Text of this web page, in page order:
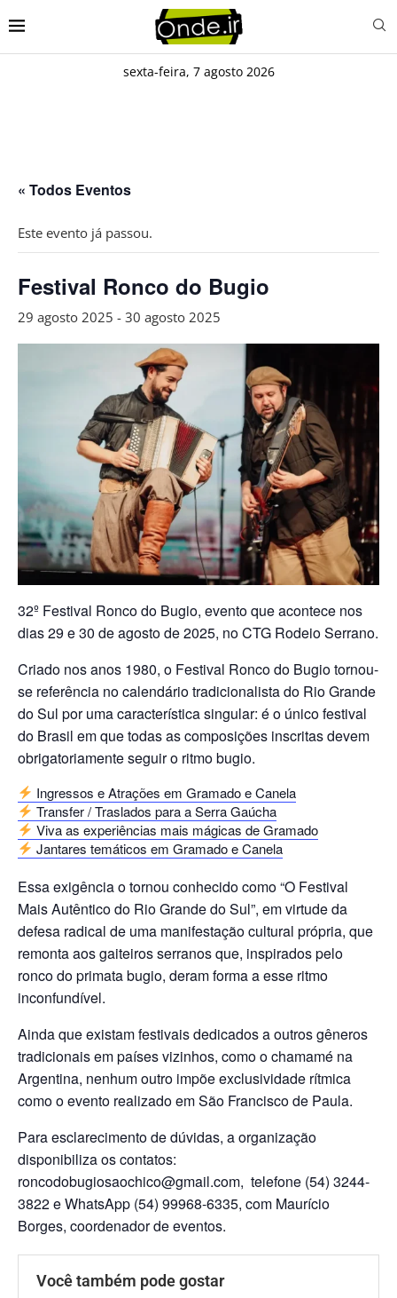
sexta-feira, 7 agosto 2026
« Todos Eventos
Este evento já passou.
Festival Ronco do Bugio
29 agosto 2025 - 30 agosto 2025
32º Festival Ronco do Bugio, evento que acontece nos
dias 29 e 30 de agosto de 2025, no CTG Rodeio Serrano.
Criado nos anos 1980, o Festival Ronco do Bugio tornou-
se referência no calendário tradicionalista do Rio Grande
do Sul por uma característica singular: é o único festival
do Brasil em que todas as composições inscritas devem
obrigatoriamente seguir o ritmo bugio.
Ingressos e Atrações em Gramado e Canela
Transfer / Traslados para a Serra Gaúcha
Viva as experiências mais mágicas de Gramado
Jantares temáticos em Gramado e Canela
Essa exigência o tornou conhecido como “O Festival
Mais Autêntico do Rio Grande do Sul”, em virtude da
defesa radical de uma manifestação cultural própria, que
remonta aos gaiteiros serranos que, inspirados pelo
ronco do primata bugio, deram forma a esse ritmo
inconfundível.
Ainda que existam festivais dedicados a outros gêneros
tradicionais em países vizinhos, como o chamamé na
Argentina, nenhum outro impõe exclusividade rítmica
como o evento realizado em São Francisco de Paula.
Para esclarecimento de dúvidas, a organização
disponibiliza os contatos:
roncodobugiosaochico@gmail.com, telefone (54) 3244-
3822 e WhatsApp (54) 99968-6335, com Maurício
Borges, coordenador de eventos.
Você também pode gostar